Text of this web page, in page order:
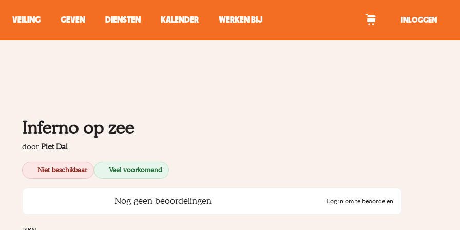
VEILING GEVEN DIENSTEN KALENDER WERKEN BIJ INLOGGEN
Inferno op zee
doorPiet Dal
Niet beschikbaar Veel voorkomend
Nog geen beoordelingen Log in om te beoordelen